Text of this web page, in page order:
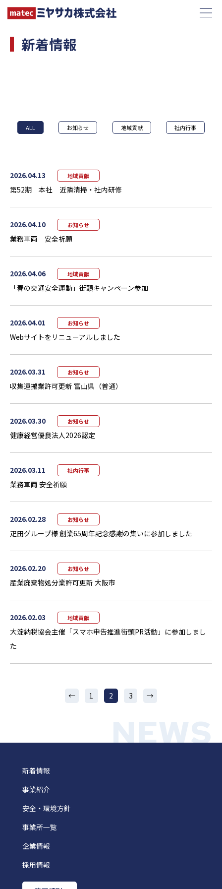
新着情報
ALL お知らせ 地域貢献 社内行事
2026.04.13 地域貢献
第52期 本社 近隣清掃・社内研修
2026.04.10 お知らせ
業務車両 安全祈願
2026.04.06 地域貢献
「春の交通安全運動」街頭キャンペーン参加
2026.04.01 お知らせ
Webサイトをリニューアルしました
2026.03.31 お知らせ
収集運搬業許可更新 富山県（普通）
2026.03.30 お知らせ
健康経営優良法人2026認定
2026.03.11 社内行事
業務車両 安全祈願
2026.02.28 お知らせ
疋田グループ様 創業65周年記念感謝の集いに参加しました
2026.02.20 お知らせ
産業廃棄物処分業許可更新 大阪市
2026.02.03 地域貢献
大淀納税協会主催「スマホ申告推進街頭PR活動」に参加しまし
た
← 1 2 3 →
NEWS
新着情報
事業紹介
安全・環境方針
事業所一覧
企業情報
採用情報